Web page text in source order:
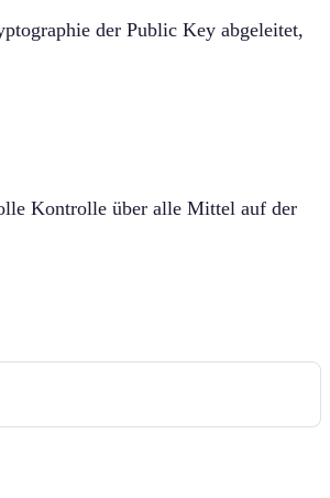
der Public Key abgeleitet,
Kontrolle über alle Mittel auf der